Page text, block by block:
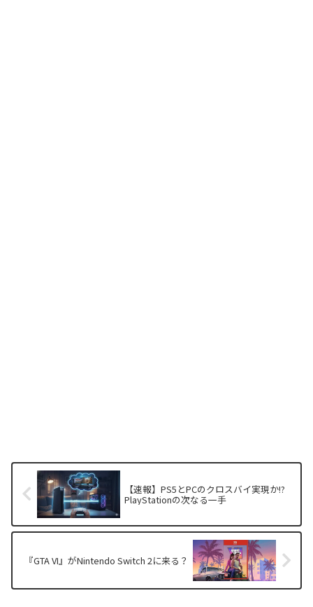
【速報】PS5とPCのクロスバイ実現か!?
PlayStationの次なる一手
『GTA VI』がNintendo Switch 2に来る？